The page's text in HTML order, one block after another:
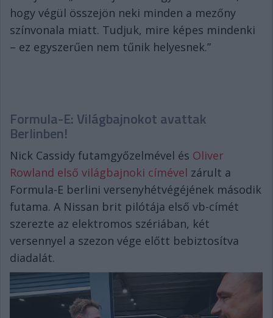
hogy végül összejön neki minden a mezőny
színvonala miatt. Tudjuk, mire képes mindenki
– ez egyszerűen nem tűnik helyesnek.”
Formula-E: Világbajnokot avattak
Berlinben!
Nick Cassidy futamgyőzelmével és Oliver
Rowland első világbajnoki címével zárult a
Formula-E berlini versenyhétvégéjének második
futama. A Nissan brit pilótája első vb-címét
szerezte az elektromos szériában, két
versennyel a szezon vége előtt bebiztosítva
diadalát.